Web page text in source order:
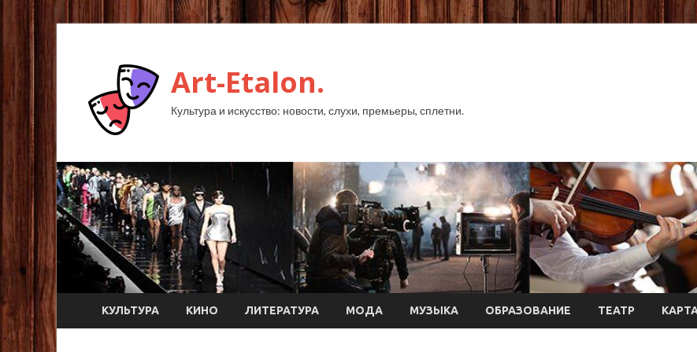
Art-Etalon.
Культура и искусство: новости, слухи, премьеры, сплетни.
КУЛЬТУРА КИНО ЛИТЕРАТУРА МОДА МУЗЫКА ОБРАЗОВАНИЕ ТЕАТР